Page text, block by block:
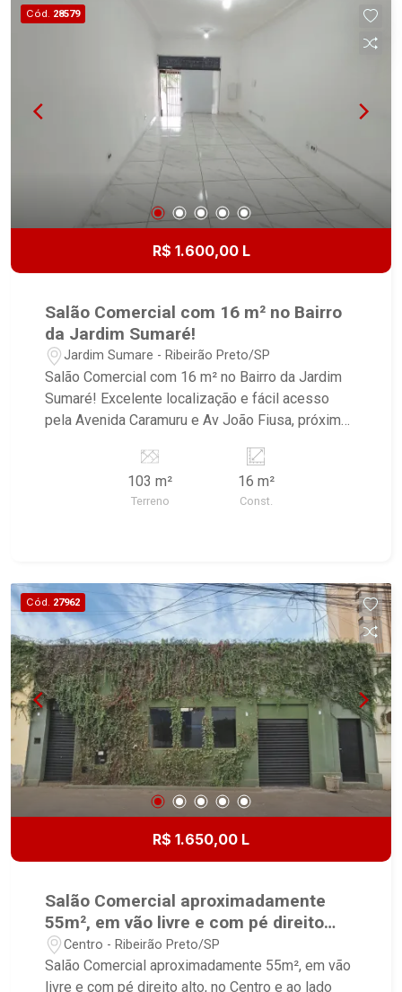
Cód. 28579
R$ 1.600,00 L
Salão Comercial com 16 m² no Bairro
da Jardim Sumaré!
Jardim Sumare - Ribeirão Preto/SP
Salão Comercial com 16 m² no Bairro da Jardim
Sumaré! Excelente localização e fácil acesso
pela Avenida Caramuru e Av João Fiusa, próximo
Corredor lateral; - Porta de basculante.
103 m²
Terreno
16 m²
Const.
Cód. 27962
R$ 1.650,00 L
Salão Comercial aproximadamente
55m², em vão livre e com pé direito
alto, no Centro e ao lado dos Hospitais
Hapvida e HC;
Centro - Ribeirão Preto/SP
Salão Comercial aproximadamente 55m², em vão
livre e com pé direito alto, no Centro e ao lado